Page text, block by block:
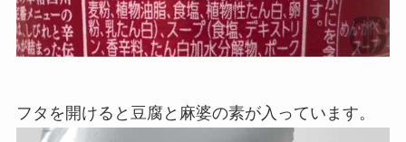
フタを開けると豆腐と麻婆の素が入っています。